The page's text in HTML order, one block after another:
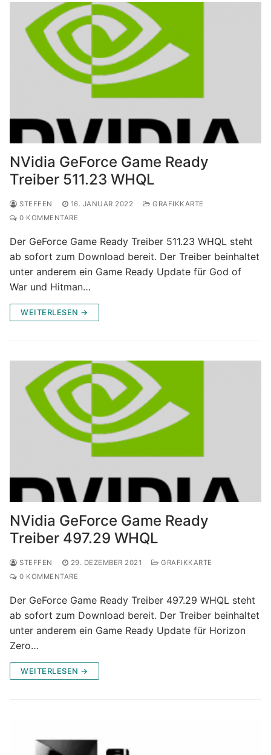
NVidia GeForce Game Ready
Treiber 511.23 WHQL
STEFFEN 16. JANUAR 2022
GRAFIKKARTE
0 KOMMENTARE
Der GeForce Game Ready Treiber 511.23 WHQL steht
ab sofort zum Download bereit. Der Treiber beinhaltet
unter anderem ein Game Ready Update für God of
War und Hitman…
WEITERLESEN →
NVidia GeForce Game Ready
Treiber 497.29 WHQL
STEFFEN 29. DEZEMBER 2021
GRAFIKKARTE
0 KOMMENTARE
Der GeForce Game Ready Treiber 497.29 WHQL steht
ab sofort zum Download bereit. Der Treiber beinhaltet
unter anderem ein Game Ready Update für Horizon
Zero…
WEITERLESEN →